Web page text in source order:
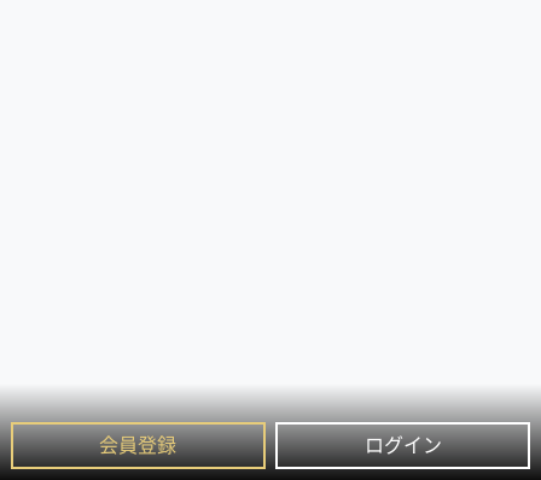
会員登録 ログイン